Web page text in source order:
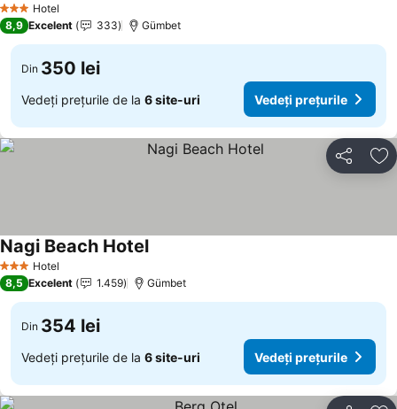
3 SteleHotel
8,9 Excelent 333 Gümbet
Din 350 lei
Vedeți prețurile de la 6 site-uri Vedeți prețurile
Distribuiți
3 SteleHotel
Nagi Beach Hotel
8,5 Excelent 1.459 Gümbet
Din 354 lei
Vedeți prețurile de la 6 site-uri Vedeți prețurile